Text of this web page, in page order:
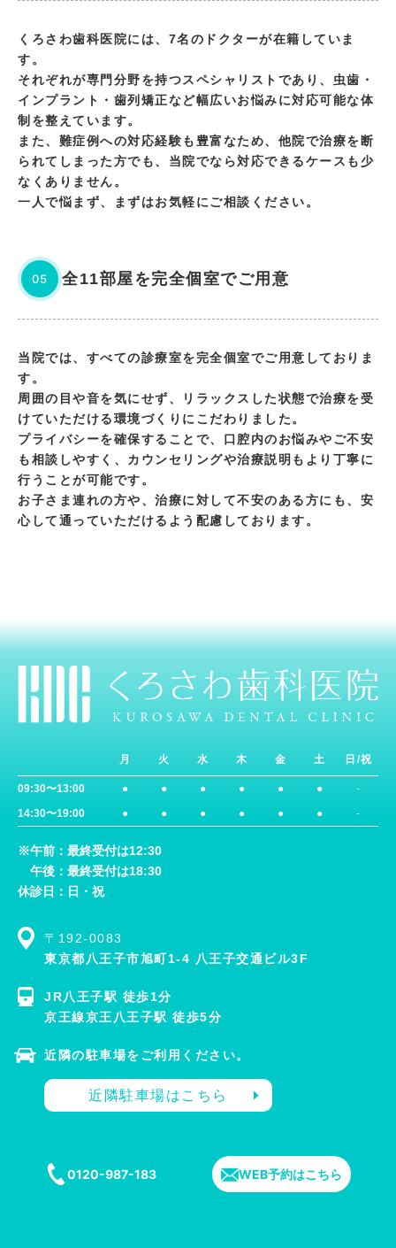
くろさわ歯科医院には、7名のドクターが在籍していま
す。
それぞれが専門分野を持つスペシャリストであり、虫歯・
インプラント・歯列矯正など幅広いお悩みに対応可能な体
制を整えています。
また、難症例への対応経験も豊富なため、他院で治療を断
られてしまった方でも、当院でなら対応できるケースも少
なくありません。
一人で悩まず、まずはお気軽にご相談ください。
05 全11部屋を完全個室でご用意
当院では、すべての診療室を完全個室でご用意しておりま
す。
周囲の目や音を気にせず、リラックスした状態で治療を受
けていただける環境づくりにこだわりました。
プライバシーを確保することで、口腔内のお悩みやご不安
も相談しやすく、カウンセリングや治療説明もより丁寧に
行うことが可能です。
お子さま連れの方や、治療に対して不安のある方にも、安
心して通っていただけるよう配慮しております。
月 火 水 木 金 土 日/祝
09:30〜13:00 ● ● ● ● ● ●
-
14:30〜19:00
● ● ● ● ● ● -
※午前：最終受付は12:30
午後：最終受付は18:30
休診日：日・祝
〒192-0083
東京都八王子市旭町1-4 八王子交通ビル3F
JR八王子駅 徒歩1分
京王線京王八王子駅 徒歩5分
近隣の駐車場をご利用ください。
近隣駐車場はこちら
0120-987-183 WEB予約はこちら